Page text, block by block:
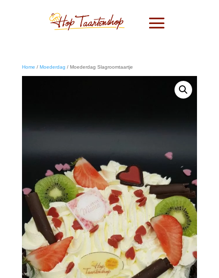
Home / Moederdag / Moederdag Slagroomtaartje